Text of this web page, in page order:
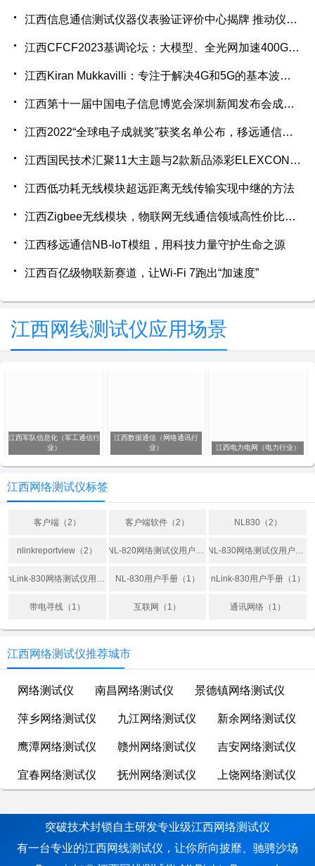
江西信息通信测试仪器仪表验证评价中心揭牌 推动仪器仪表技术进步
江西CFCF2023基调论坛：大模型、全光网加速400G/800G切换时间点
江西Kiran Mukkavilli：专注于解决4G和5G的基本波形问题
江西第十一届中国电子信息博览会深圳新闻发布会成功举行
江西2022“全球电子成就奖”获奖名单公布，移远通信荣获“年度杰出创新企业”奖
江西国民技术汇聚11大主题与2款新品添彩ELEXCON 2022
江西低功耗无线模块超远距离无线传输实现中继的方法
江西Zigbee无线模块，物联网无线通信领域高性价比产品
江西移远通信NB-loT模组，用科技力量守护生命之源
江西百亿级物联新赛道，让Wi-Fi 7跑出“加速度”
江西网线测试仪应用场景
江西军队信息化（军工通信行
业）
江西数据通信（网络通讯行
业）
江西电力电网（电力行业）
江西网络测试仪标签
客户端（2） 客户端软件（2） NL830（2）
nlinkreportview（2） NL-820网络测试仪用户手册（1） NL-830网络测试仪用户手册（1）
nLink-830网络测试仪用户手册（1） NL-830用户手册（1） nLink-830用户手册（1）
带电寻线（1） 互联网（1） 通讯网络（1）
江西网络测试仪推荐城市
网络测试仪 南昌网络测试仪 景德镇网络测试仪
萍乡网络测试仪 九江网络测试仪 新余网络测试仪
鹰潭网络测试仪 赣州网络测试仪 吉安网络测试仪
宜春网络测试仪 抚州网络测试仪 上饶网络测试仪
突破技术封锁自主研发专业级江西网络测试仪
有一台专业的江西网线测试仪，让你所向披靡、驰骋沙场